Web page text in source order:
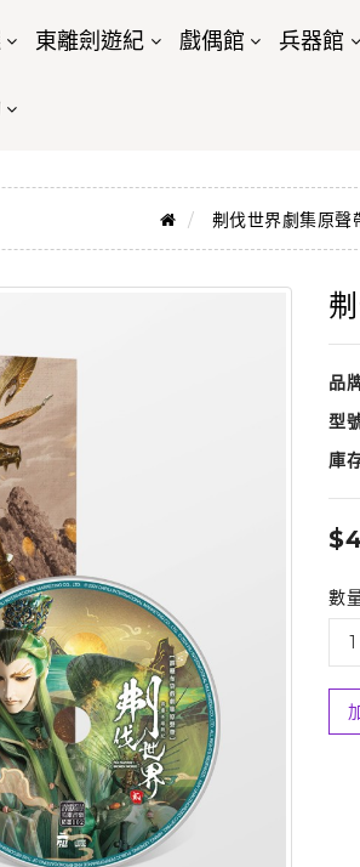
東離劍遊紀 戲偶館 兵器館
刜伐世界劇集原聲
品
型
庫
數